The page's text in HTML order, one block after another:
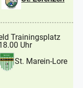
Trainingsplatz
Uhr
St. Marein-Lore